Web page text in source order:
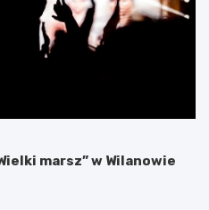
marsz” w Wilanowie